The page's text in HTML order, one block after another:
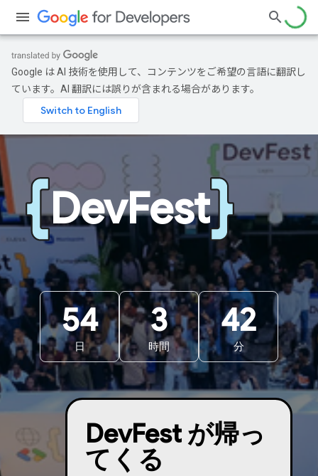
Google は AI 技術を使用して、コンテンツをご希望の言語に翻訳し
ています。AI 翻訳には誤りが含まれる場合があります。
DevFest
54
日
3
時間
42
分
DevFest が帰っ
てくる